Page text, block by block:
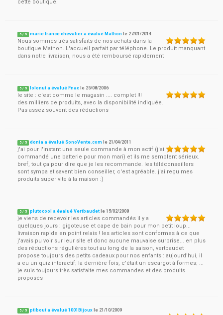
cette boutique.
5 / 5 marie france chevalier a évalué Mathon le 27/01/2014
Nous sommes très satisfaits de nos achats dans la
boutique Mathon. L'accueil parfait par téléphone. Le produit manquant
dans notre livraison, nous a été remboursé rapidement
5 / 5 lolonut a évalué Fnac le 25/08/2006
le site : c'est comme le magasin .... complet !!!
des milliers de produits, avec la disponibilité indiquée.
Pas assez souvent des réductions
5 / 5 donia a évalué SonoVente.com le 21/04/2011
j'ai pour l'instant une seule commande à mon actif (j'ai
commandé une batterie pour mon mari) et ils me semblent sérieux.
bref, tout ça pour dire que je les recommande. les téléconseillers
sont sympa et savent bien conseiller, c'est agréable. j'ai reçu mes
produits super vite à la maison :)
5 / 5 plutocool a évalué Vertbaudet le15/02/2008
je viens de recevoir les articles commandés il y a
quelques jours : gigoteuse et cape de bain pour mon petit loup...
livraison rapide en point relais ! les articles sont conformes à ce que
j'avais pu voir sur leur site et donc aucune mauvaise surprise... en plus
des réductions régulières tout au long de la saison, vertbaudet
propose toujours des petits cadeaux pour nos enfants : aujourd'hui, il
a eu un quiz interactif; la dernière fois, c'était un escargot à formes; ...
je suis toujours très satisfaite mes commandes et des produits
proposés
5 / 5 ptibout a évalué 1001Bijoux le 21/10/2009